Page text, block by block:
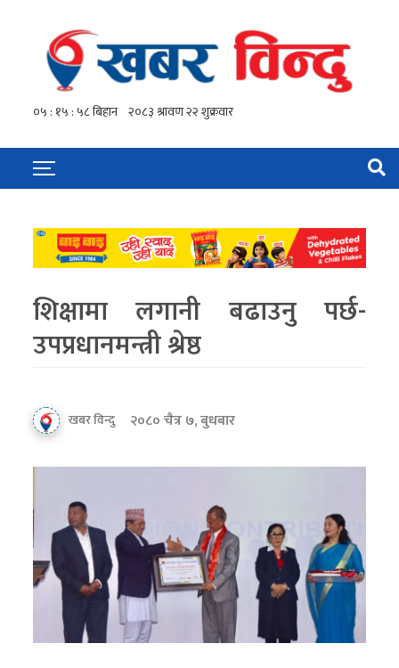
शिक्षामा लगानी बढाउनु पर्छ-
उपप्रधानमन्त्री श्रेष्ठ
खबर विन्दु २०८० चैत्र ७, बुधबार